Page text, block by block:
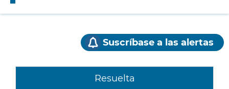
Suscríbase a las alertas
Resuelta